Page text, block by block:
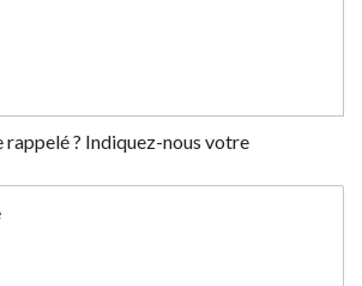
rappelé ? Indiquez-nous votre